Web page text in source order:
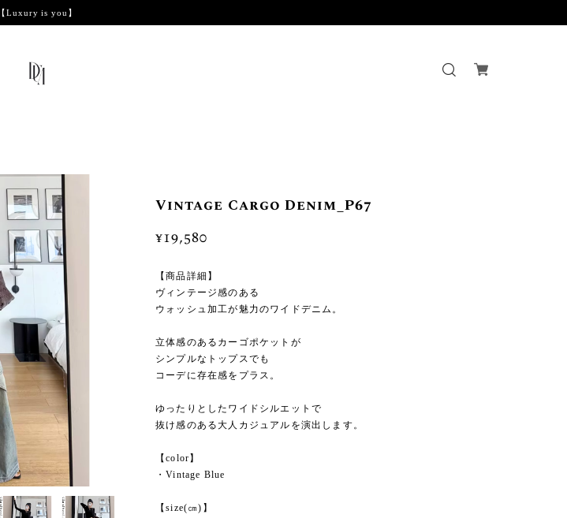
【Luxury is you】
Vintage Cargo Denim_P67
¥19,580
【商品詳細】
ヴィンテージ感のある
ウォッシュ加工が魅力のワイドデニム。
立体感のあるカーゴポケットが
シンプルなトップスでも
コーデに存在感をプラス。
ゆったりとしたワイドシルエットで
抜け感のある大人カジュアルを演出します。
【color】
・Vintage Blue
【size(㎝)】